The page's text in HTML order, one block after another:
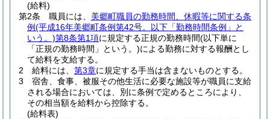
(給料)
第2条
職員には、 美郷町職員の勤務時間、休暇等に関する条
例(平成16年美郷町条例第42号。以下「勤務時間条例」と
いう。)第8条第1項に規定する正規の勤務時間(以下単に
「正規の勤務時間」という。)による勤務に対する報酬とし
て給料を支給する。
2
給料には、 第3章に規定する手当は含まないものとする。
3
宿舎、食事、被服その他生活に必要な施設等が職員に支給
される場合においては、別に条例で定めるところにより、
その相当額を給料から控除する。
(給料表)